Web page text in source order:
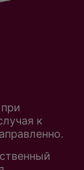
к